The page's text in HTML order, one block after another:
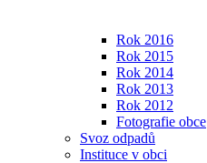
Rok 2016
Rok 2015
Rok 2014
Rok 2013
Rok 2012
Fotografie obce
Svoz odpadů
Instituce v obci